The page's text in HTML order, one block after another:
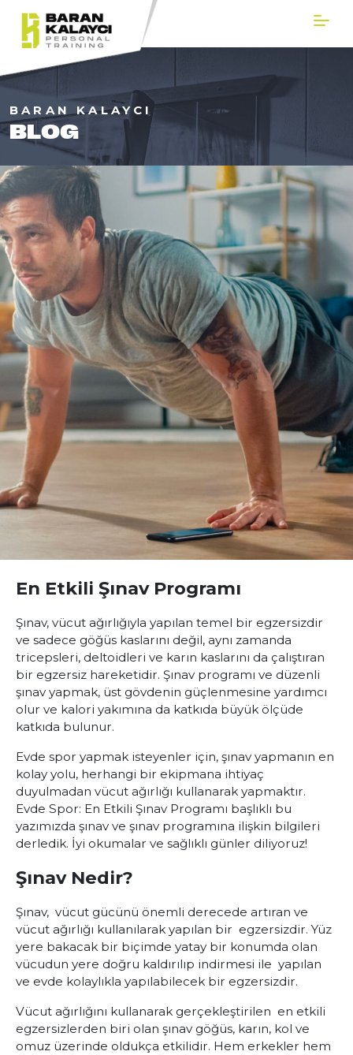
BARAN KALAYCI
BLOG
En Etkili Şınav Programı
Şınav, vücut ağırlığıyla yapılan temel bir egzersizdir
ve sadece göğüs kaslarını değil, aynı zamanda
tricepsleri, deltoidleri ve karın kaslarını da çalıştıran
bir egzersiz hareketidir. Şınav programı ve düzenli
şınav yapmak, üst gövdenin güçlenmesine yardımcı
olur ve kalori yakımına da katkıda büyük ölçüde
katkıda bulunur.
Evde spor yapmak isteyenler için, şınav yapmanın en
kolay yolu, herhangi bir ekipmana ihtiyaç
duyulmadan vücut ağırlığı kullanarak yapmaktır.
Evde Spor: En Etkili Şınav Programı başlıklı bu
yazımızda şınav ve şınav programına ilişkin bilgileri
derledik. İyi okumalar ve sağlıklı günler diliyoruz!
Şınav Nedir?
Şınav, vücut gücünü önemli derecede artıran ve
vücut ağırlığı kullanılarak yapılan bir egzersizdir. Yüz
yere bakacak bir biçimde yatay bir konumda olan
vücudun yere doğru kaldırılıp indirmesi ile yapılan
ve evde kolaylıkla yapılabilecek bir egzersizdir.
Vücut ağırlığını kullanarak gerçekleştirilen en etkili
egzersizlerden biri olan şınav göğüs, karın, kol ve
omuz üzerinde oldukça etkilidir. Hem erkekler hem